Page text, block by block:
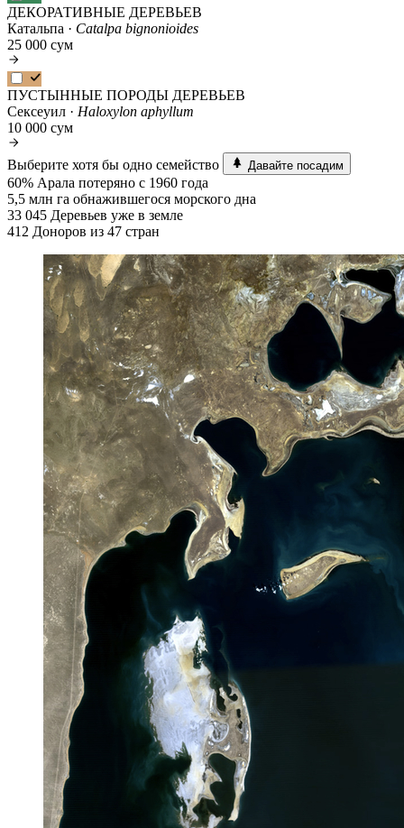
ДЕКОРАТИВНЫЕ ДЕРЕВЬЕВ
Катальпа · Catalpa bignonioides
25 000 сум
ПУСТЫННЫЕ ПОРОДЫ ДЕРЕВЬЕВ
Сексеуил · Haloxylon aphyllum
10 000 сум
Выберите хотя бы одно семейство Давайте посадим
60% Арала потеряно с 1960 года
5,5 млн га обнажившегося морского дна
33 045 Деревьев уже в земле
412 Доноров из 47 стран